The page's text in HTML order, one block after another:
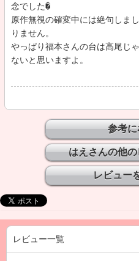
念でした�
原作無視の確変中には絶句しま
りません。
やっぱり福本さんの台は高尾じ
ないと思いますよ。
はえさんの他
レビュー一覧